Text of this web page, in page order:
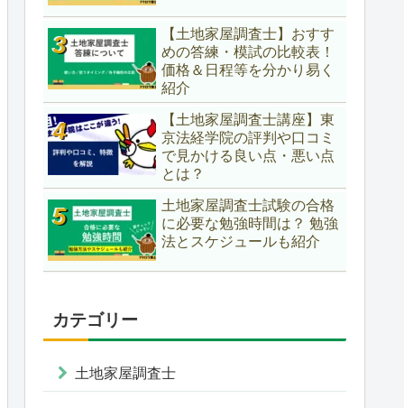
【土地家屋調査士】おすす
めの答練・模試の比較表！
価格＆日程等を分かり易く
紹介
【土地家屋調査士講座】東
京法経学院の評判や口コミ
で見かける良い点・悪い点
とは？
土地家屋調査士試験の合格
に必要な勉強時間は？ 勉強
法とスケジュールも紹介
カテゴリー
土地家屋調査士